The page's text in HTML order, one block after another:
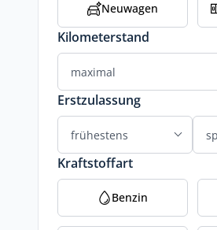
Neuwagen
Kilometerstand
Erstzulassung
Kraftstoffart
Benzin